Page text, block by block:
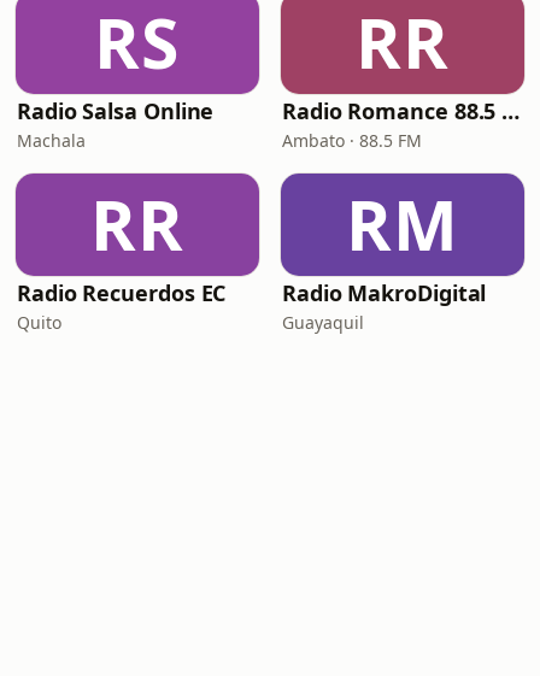
RS
Radio Salsa Online
Machala
RR
Radio Romance 88.5 FM
Ambato · 88.5 FM
RR
Radio Recuerdos EC
Quito
RM
Radio MakroDigital
Guayaquil